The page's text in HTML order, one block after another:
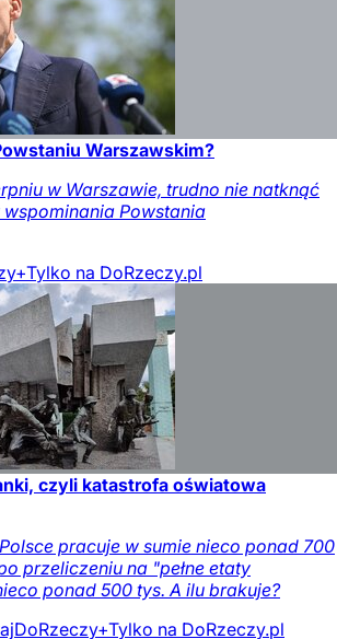
Warszawskim?
w Warszawie, trudno nie natknąć
Powstania
Tylko na DoRzeczy.pl
czyli katastrofa oświatowa
pracuje w sumie nieco ponad 700
przeliczeniu na "pełne etaty
ponad 500 tys. A ilu brakuje?
DoRzeczy+Tylko na DoRzeczy.pl